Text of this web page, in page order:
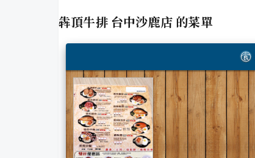
犇頂牛排 台中沙鹿店 的菜單